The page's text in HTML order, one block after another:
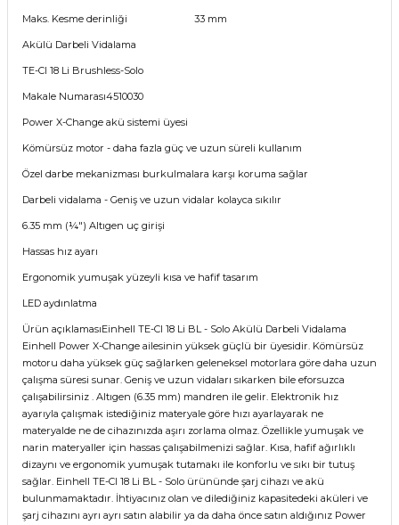
Maks. Kesme derinliği 33 mm
Akülü Darbeli Vidalama
TE-CI 18 Li Brushless-Solo
Makale Numarası4510030
Power X-Change akü sistemi üyesi
Kömürsüz motor - daha fazla güç ve uzun süreli kullanım
Özel darbe mekanizması burkulmalara karşı koruma sağlar
Darbeli vidalama - Geniş ve uzun vidalar kolayca sıkılır
6.35 mm (¼") Altıgen uç girişi
Hassas hız ayarı
Ergonomik yumuşak yüzeyli kısa ve hafif tasarım
LED aydınlatma
Ürün açıklamasıEinhell TE-CI 18 Li BL - Solo Akülü Darbeli Vidalama
Einhell Power X-Change ailesinin yüksek güçlü bir üyesidir. Kömürsüz
motoru daha yüksek güç sağlarken geleneksel motorlara göre daha uzun
çalışma süresi sunar. Geniş ve uzun vidaları sıkarken bile eforsuzca
çalışabilirsiniz . Altıgen (6.35 mm) mandren ile gelir. Elektronik hız
ayarıyla çalışmak istediğiniz materyale göre hızı ayarlayarak ne
materyalde ne de cihazınızda aşırı zorlama olmaz. Özellikle yumuşak ve
narin materyaller için hassas çalışabilmenizi sağlar. Kısa, hafif ağırlıklı
dizaynı ve ergonomik yumuşak tutamakı ile konforlu ve sıkı bir tutuş
sağlar. Einhell TE-CI 18 Li BL - Solo ürününde şarj cihazı ve akü
bulunmamaktadır. İhtiyacınız olan ve dilediğiniz kapasitedeki aküleri ve
şarj cihazını ayrı ayrı satın alabilir ya da daha önce satın aldığınız Power